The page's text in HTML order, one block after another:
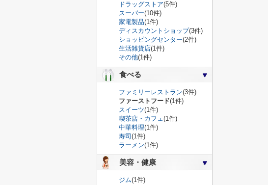
ドラッグストア(5件)
スーパー(10件)
家電製品(1件)
ディスカウントショップ(3件)
ショッピングセンター(2件)
生活雑貨店(1件)
その他(1件)
食べる
ファミリーレストラン(3件)
ファーストフード(1件)
スイーツ(1件)
喫茶店・カフェ(1件)
中華料理(1件)
寿司 (1件)
ラーメン(1件)
美容・健康
ジム(1件)